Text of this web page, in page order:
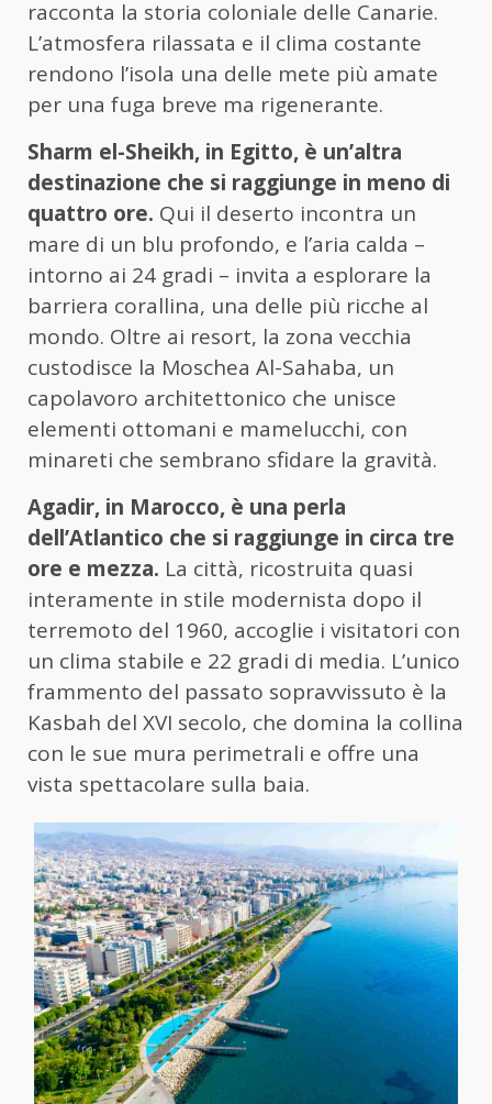
racconta la storia coloniale delle Canarie.
L’atmosfera rilassata e il clima costante
rendono l’isola una delle mete più amate
per una fuga breve ma rigenerante.
Sharm el-Sheikh, in Egitto, è un’altra
destinazione che si raggiunge in meno di
quattro ore. Qui il deserto incontra un
mare di un blu profondo, e l’aria calda –
intorno ai 24 gradi – invita a esplorare la
barriera corallina, una delle più ricche al
mondo. Oltre ai resort, la zona vecchia
custodisce la Moschea Al-Sahaba, un
capolavoro architettonico che unisce
elementi ottomani e mamelucchi, con
minareti che sembrano sfidare la gravità.
Agadir, in Marocco, è una perla
dell’Atlantico che si raggiunge in circa tre
ore e mezza. La città, ricostruita quasi
interamente in stile modernista dopo il
terremoto del 1960, accoglie i visitatori con
un clima stabile e 22 gradi di media. L’unico
frammento del passato sopravvissuto è la
Kasbah del XVI secolo, che domina la collina
con le sue mura perimetrali e offre una
vista spettacolare sulla baia.